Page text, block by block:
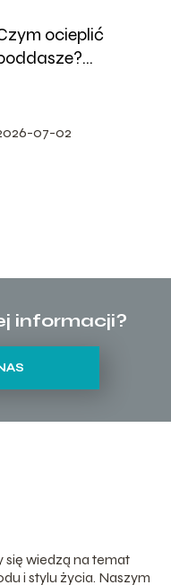
ocieplić
07-02
informacji?
się wiedzą na temat
i stylu życia. Naszym